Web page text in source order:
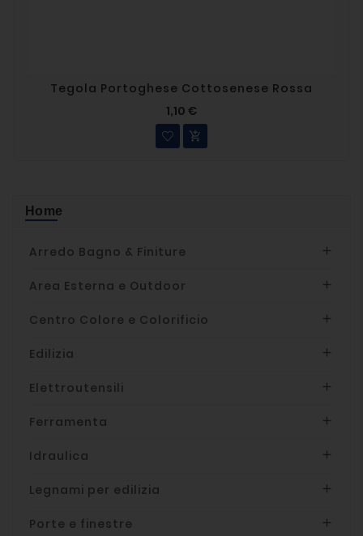
Tegola Portoghese Cottosenese Rossa
1,10 €

Home
Arredo Bagno & Finiture 
Area Esterna e Outdoor 
Centro Colore e Colorificio 
Edilizia 
Elettroutensili 
Ferramenta 
Idraulica 
Legnami per edilizia 
Porte e finestre 